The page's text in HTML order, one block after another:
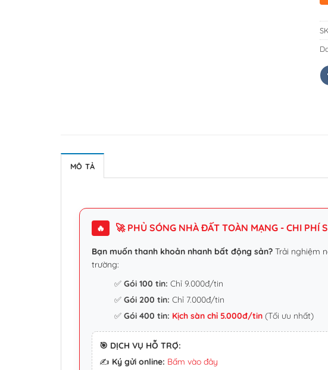
MÔ TẢ
🔥 🚀 PHỦ SÓNG NHÀ ĐẤT TOÀN MẠNG - CHI PHÍ
Bạn muốn thanh khoản nhanh bất động sản? Trải nghiệm
trường:
✅Gói 100 tin: Chỉ 9.000đ/tin
✅Gói 200 tin: Chỉ 7.000đ/tin
✅Gói 400 tin: Kịch sàn chỉ 5.000đ/tin (Tối ưu nhất)
🎯 DỊCH VỤ HỖ TRỢ:
✍️ Ký gửi online: Bấm vào đây